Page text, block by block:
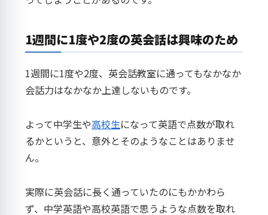
1週間に1度や2度の英会話は興味のため
1週間に1度や2度、英会話教室に通ってもなかなか
会話力はなかなか上達しないものです。
よって中学生や高校生になって英語で点数が取れ
るかというと、意外とそのようなことはありませ
ん。
実際に英会話に長く通っていたのにもかかわら
ず、中学英語や高校英語で思うような点数を取れ